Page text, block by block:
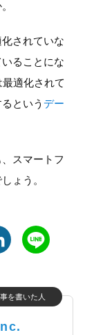
されていな
ることにな
適化されて
という デー
スマートフ
ょう。
n
を書いた人